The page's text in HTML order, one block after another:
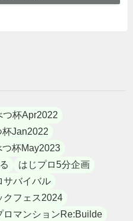
つ杯Apr2022
杯Jan2022
つ杯May2023
はじプロ5分企画
サバイバル
クフェス2024
ロマンションRe:Builde